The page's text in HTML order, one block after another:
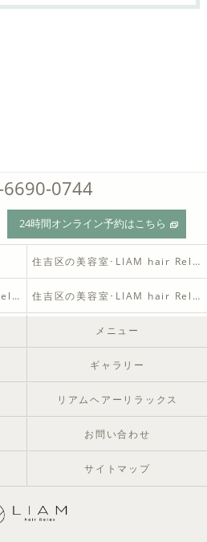
6690-0744
24時間オンライン予約はこちら
住吉区の美容室･LIAM hair Relaxの口コミ情報
住吉区の美容室･LIAM hair Relaxの評判 住吉区の美容室･LIAM hair Relaxのお客様の声
メニュー
ギャラリー
リアムヘアーリラックス
お問い合わせ
サイトマップ